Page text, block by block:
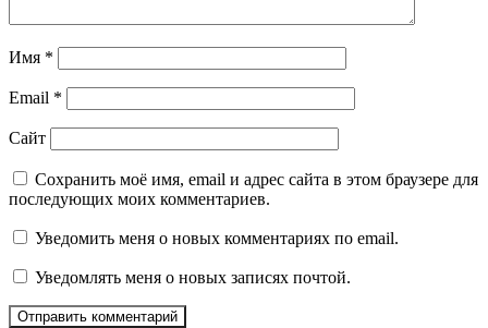
Имя *
Email *
Сайт
Сохранить моё имя, email и адрес сайта в этом браузере для
последующих моих комментариев.
Уведомить меня о новых комментариях по email.
Уведомлять меня о новых записях почтой.